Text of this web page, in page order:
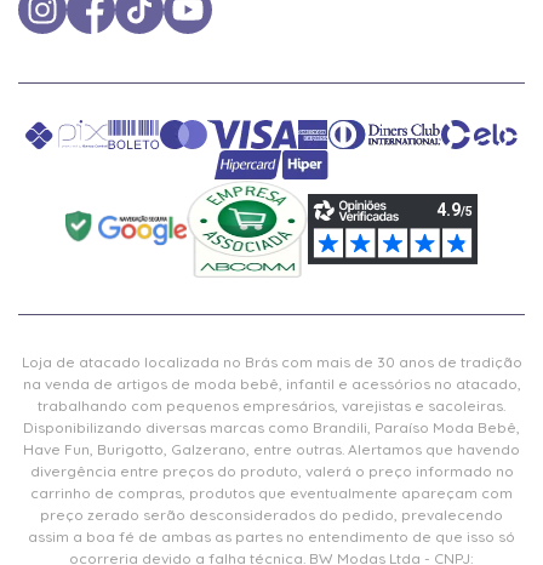
Loja de atacado localizada no Brás com mais de 30 anos de tradição
na venda de artigos de moda bebê, infantil e acessórios no atacado,
trabalhando com pequenos empresários, varejistas e sacoleiras.
Disponibilizando diversas marcas como Brandili, Paraíso Moda Bebê,
Have Fun, Burigotto, Galzerano, entre outras. Alertamos que havendo
divergência entre preços do produto, valerá o preço informado no
carrinho de compras, produtos que eventualmente apareçam com
preço zerado serão desconsiderados do pedido, prevalecendo
assim a boa fé de ambas as partes no entendimento de que isso só
ocorreria devido a falha técnica. BW Modas Ltda - CNPJ: